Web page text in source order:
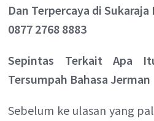
Dan Terpercaya di
0877 2768 8883
Sepintas Terkait Apa
Tersumpah Bahasa Jerman
Sebelum ke ulasan yang